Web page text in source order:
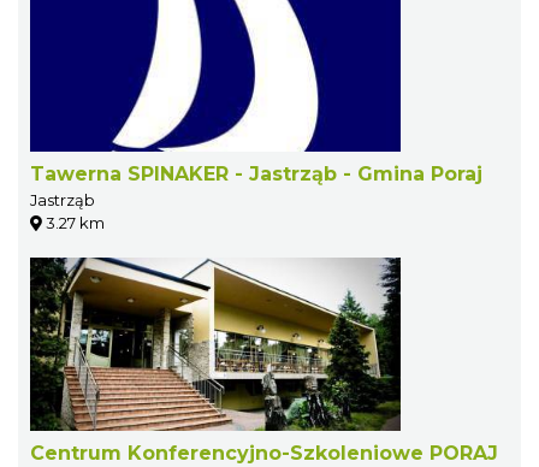
Tawerna SPINAKER - Jastrząb - Gmina Poraj
Jastrząb
3.27 km
Centrum Konferencyjno-Szkoleniowe PORAJ